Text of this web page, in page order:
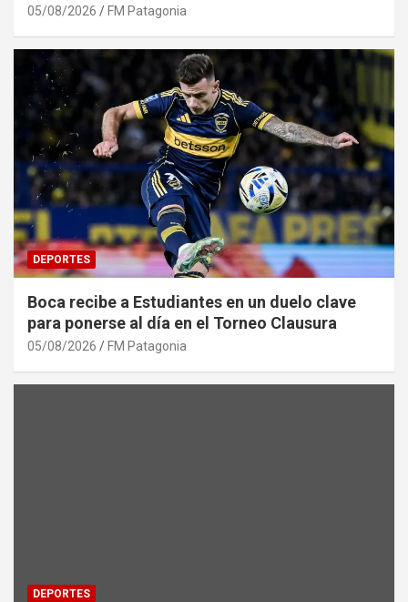
05/08/2026 FM Patagonia
DEPORTES
Boca recibe a Estudiantes en un duelo clave
para ponerse al día en el Torneo Clausura
05/08/2026 FM Patagonia
DEPORTES